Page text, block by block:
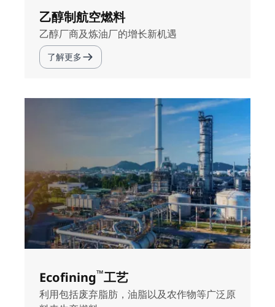
乙醇制航空燃料
乙醇厂商及炼油厂的增长新机遇
了解更多
Ecofining™工艺
利用包括废弃脂肪，油脂以及农作物等广泛原